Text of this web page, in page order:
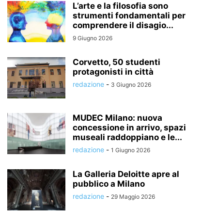
L’arte e la filosofia sono
strumenti fondamentali per
comprendere il disagio...
9 Giugno 2026
Corvetto, 50 studenti
protagonisti in città
redazione - 3 Giugno 2026
MUDEC Milano: nuova
concessione in arrivo, spazi
museali raddoppiano e le...
redazione - 1 Giugno 2026
La Galleria Deloitte apre al
pubblico a Milano
redazione - 29 Maggio 2026